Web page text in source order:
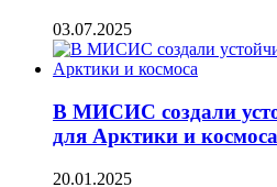
03.07.2025
В МИСИС создали
для Арктики и космоса
20.01.2025